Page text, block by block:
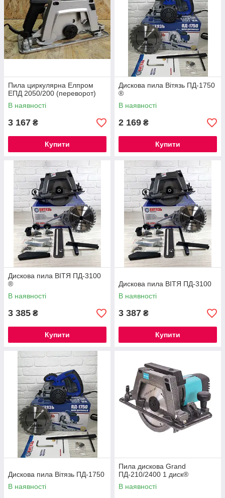
Пила циркулярна Елпром
ЕПД 2050/200 (переворот)
В наявності
3 167 ₴
Купити
Дискова пила Вітязь ПД-1750
®
В наявності
2 169 ₴
Купити
Дискова пила ВІТЯ ПД-3100
®
В наявності
3 385 ₴
Купити
Дискова пила ВІТЯ ПД-3100
В наявності
3 387 ₴
Купити
Дискова пила Вітязь ПД-1750
В наявності
Пила дискова Grand
ПД-210/2400 1 диск®
В наявності